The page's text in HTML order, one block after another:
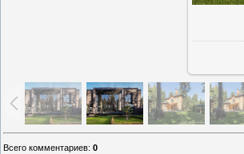
Всего комментариев: 0